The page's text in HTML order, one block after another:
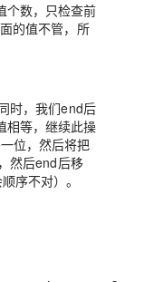
个数，只检查前
的值不管，所
时，我们end后
相等，继续此操
位，然后将把
然后end后移
序不对）。